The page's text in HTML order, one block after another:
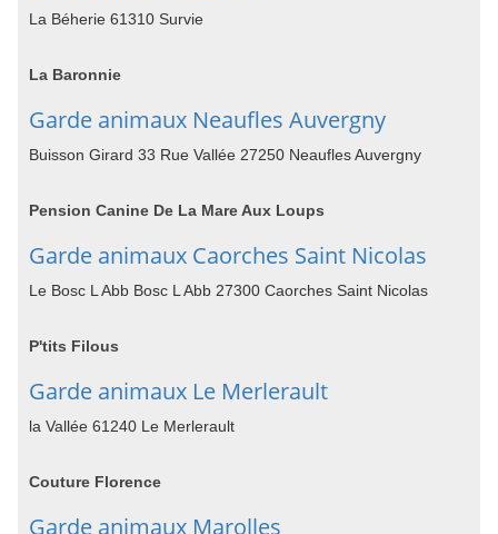
La Béherie 61310 Survie
La Baronnie
Garde animaux Neaufles Auvergny
Buisson Girard 33 Rue Vallée 27250 Neaufles Auvergny
Pension Canine De La Mare Aux Loups
Garde animaux Caorches Saint Nicolas
Le Bosc L Abb Bosc L Abb 27300 Caorches Saint Nicolas
P'tits Filous
Garde animaux Le Merlerault
la Vallée 61240 Le Merlerault
Couture Florence
Garde animaux Marolles